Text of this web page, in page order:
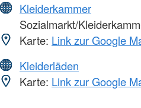
Kleiderkammer
Sozialmarkt/
Karte: Link zur Google
Kleiderläden
Karte: Link zur Google